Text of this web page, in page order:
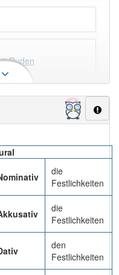
Duden
×
fast immer
die
Festlichkeiten
die
Festlichkeiten
den
Festlichkeiten